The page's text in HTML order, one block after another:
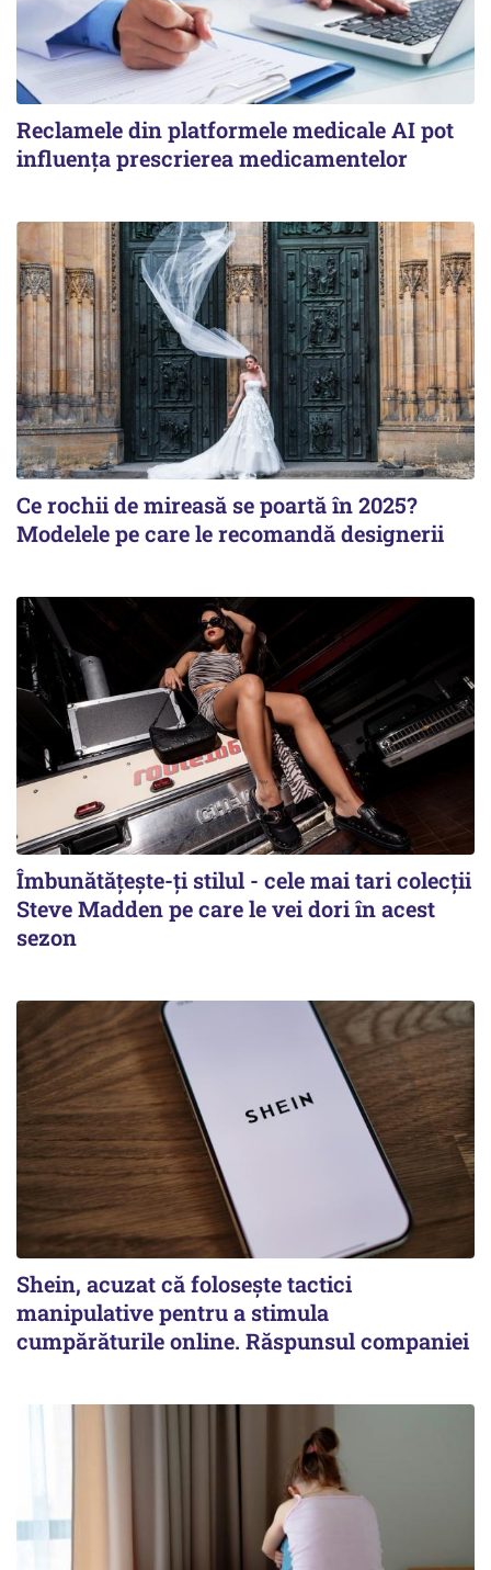
Reclamele din platformele medicale AI pot
influența prescrierea medicamentelor
Ce rochii de mireasă se poartă în 2025?
Modelele pe care le recomandă designerii
Îmbunătățește-ți stilul - cele mai tari colecții
Steve Madden pe care le vei dori în acest
sezon
Shein, acuzat că folosește tactici
manipulative pentru a stimula
cumpărăturile online. Răspunsul companiei